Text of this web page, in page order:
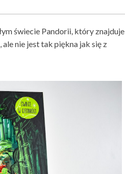
świecie Pandorii, który znajduje
nie jest tak piękna jak się z